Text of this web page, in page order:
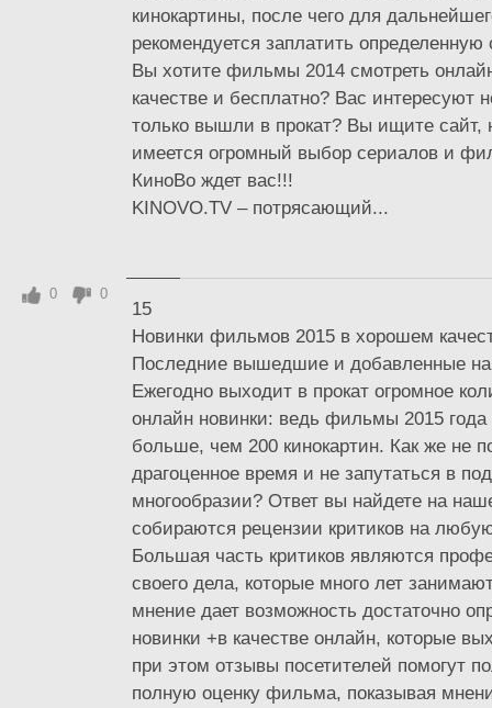
кинокартины, после чего для
рекомендуется заплатить
Вы хотите фильмы 2014 смотреть
качестве и бесплатно? Вас интересуют
только вышли в прокат? Вы ищите сайт,
имеется огромный выбор сериалов и
КиноВо ждет вас!!!
KINOVO.TV – потрясающий...
15
Новинки фильмов 2015 в хорошем
Последние вышедшие и добавленные
Ежегодно выходит в прокат огромное
онлайн новинки: ведь фильмы 2015
больше, чем 200 кинокартин. Как же не
драгоценное время и не запутаться в
многообразии? Ответ вы найдете на
собираются рецензии критиков на
Большая часть критиков являются
своего дела, которые много лет
мнение дает возможность достаточно
новинки +в качестве онлайн, которые
при этом отзывы посетителей помогут
полную оценку фильма, показывая
0 0